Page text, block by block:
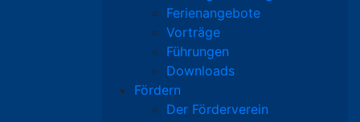
Ferienangebote
Vorträge
Führungen
Downloads
Fördern
Der Förderverein